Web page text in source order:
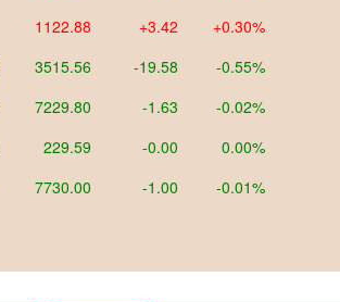
1122.88 +3.42 +0.30%
3515.56 -19.58 -0.55%
7229.80 -1.63 -0.02%
229.59 -0.00 0.00%
7730.00 -1.00 -0.01%